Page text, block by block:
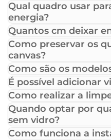
Qual quadro usar
energia?
Quantos cm deixar
Como preservar os
canvas?
Como são os
É possível adicionar
Como realizar a
Quando optar por
sem vidro?
Como funciona a